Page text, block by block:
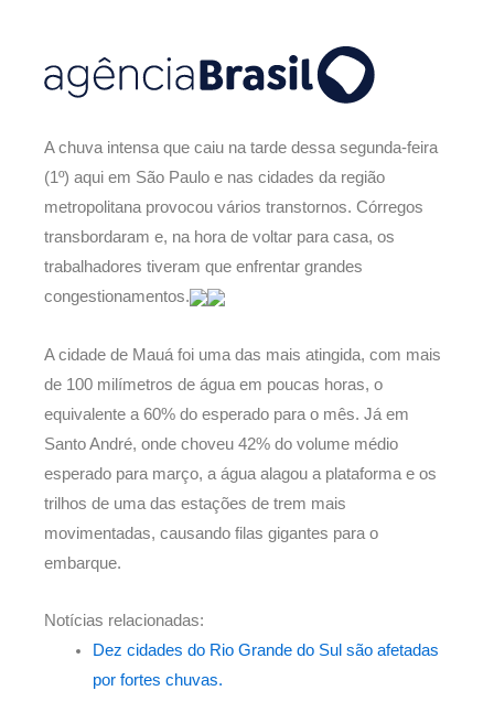
A chuva intensa que caiu na tarde dessa segunda-feira
(1º) aqui em São Paulo e nas cidades da região
metropolitana provocou vários transtornos. Córregos
transbordaram e, na hora de voltar para casa, os
trabalhadores tiveram que enfrentar grandes
congestionamentos.
A cidade de Mauá foi uma das mais atingida, com mais
de 100 milímetros de água em poucas horas, o
equivalente a 60% do esperado para o mês. Já em
Santo André, onde choveu 42% do volume médio
esperado para março, a água alagou a plataforma e os
trilhos de uma das estações de trem mais
movimentadas, causando filas gigantes para o
embarque.
Notícias relacionadas:
Dez cidades do Rio Grande do Sul são afetadas
por fortes chuvas.